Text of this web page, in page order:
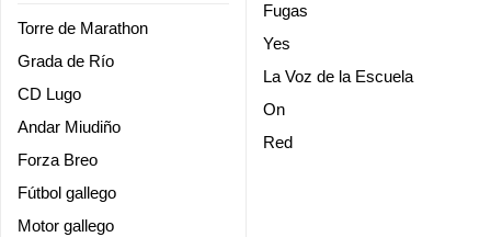
Torre de Marathon
Grada de Río
CD Lugo
Andar Miudiño
Forza Breo
Fútbol gallego
Motor gallego
Fugas
Yes
La Voz de la Escuela
On
Red